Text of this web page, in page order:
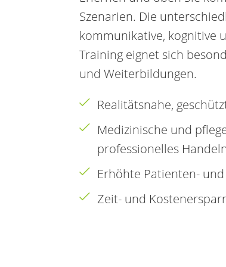
Szenarien. Die
kommunikative, kognitive
Training eignet sich
und Weiterbildungen.
Realitätsnahe,
Medizinische und
professionelles
Erhöhte Patienten-
Zeit- und